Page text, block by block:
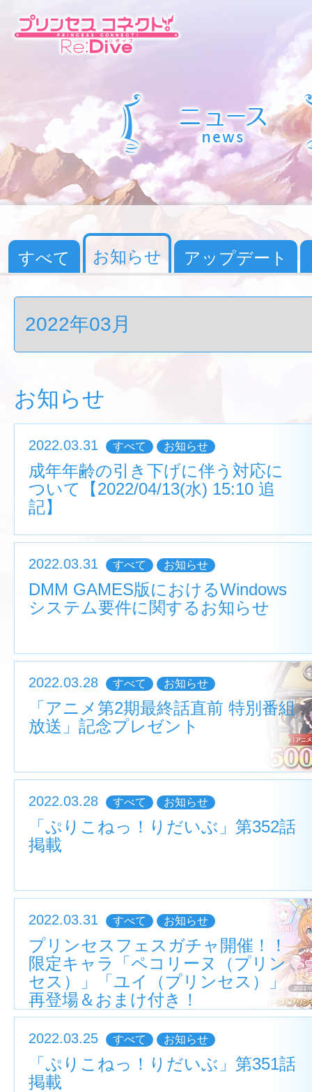
すべて お知らせ アップデート
お知らせ
2022.03.31 すべて お知らせ
成年年齢の引き下げに伴う対応に
ついて【2022/04/13(水) 15:10 追
記】
2022.03.31 すべて お知らせ
DMM GAMES版におけるWindows
システム要件に関するお知らせ
2022.03.28 すべて お知らせ
「アニメ第2期最終話直前 特別番組
放送」記念プレゼント
2022.03.28 すべて お知らせ
「ぷりこねっ！りだいぶ」第352話
掲載
2022.03.31 すべて お知らせ
プリンセスフェスガチャ開催！！
限定キャラ「ペコリーヌ（プリン
セス）」「ユイ（プリンセス）」
再登場＆おまけ付き！
2022.03.25 すべて お知らせ
「ぷりこねっ！りだいぶ」第351話
掲載